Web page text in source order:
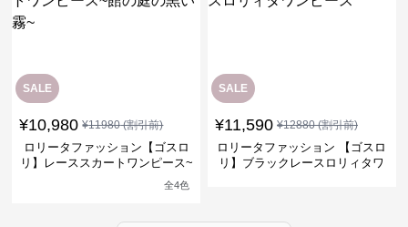
SALE
¥10,980 ¥11980(割引前)
ロリータファッション【ゴスロ
リ】レーススカートワンピース~
全4色
SALE
¥11,590 ¥12880(割引前)
ロリータファッション 【ゴスロ
リ】ブラックレースロリィタワ